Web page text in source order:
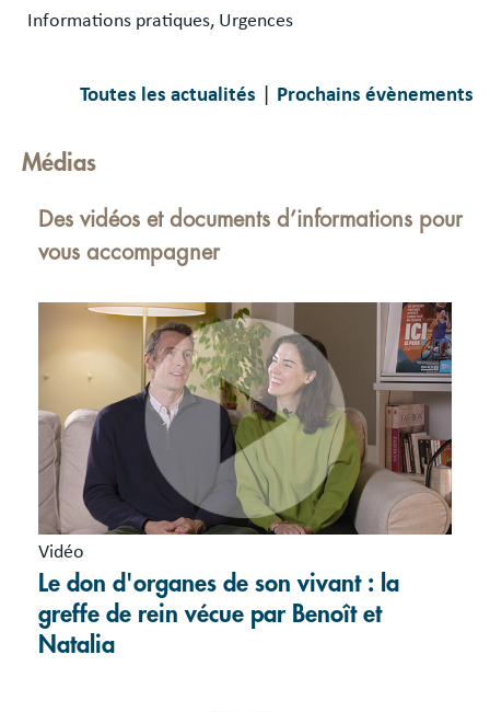
Informations pratiques, Urgences
Toutes les actualités Prochains évènements
Médias
Des vidéos et documents d’informations pour
vous accompagner
Vidéo
Le don d'organes de son vivant : la
greffe de rein vécue par Benoît et
Natalia